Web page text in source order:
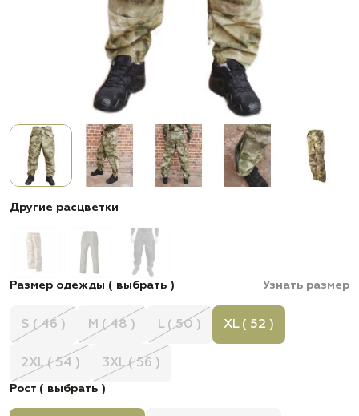
Другие расцветки
Размер одежды ( выбрать ) Узнать размер
S ( 46 ) M ( 48 ) L ( 50 ) XL ( 52 )
2XL ( 54 ) 3XL ( 56 )
Рост ( выбрать )